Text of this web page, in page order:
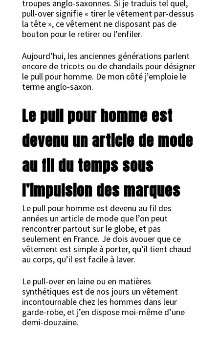
troupes anglo-saxonnes. Si je traduis tel quel,
pull-over signifie « tirer le vêtement par-dessus
la tête », ce vêtement ne disposant pas de
bouton pour le retirer ou l’enfiler.
Aujourd’hui, les anciennes générations parlent
encore de tricots ou de chandails pour désigner
le pull pour homme. De mon côté j’emploie le
terme anglo-saxon.
Le pull pour homme est
devenu un article de mode
au fil du temps sous
l’impulsion des marques
Le pull pour homme est devenu au fil des
années un article de mode que l’on peut
rencontrer partout sur le globe, et pas
seulement en France. Je dois avouer que ce
vêtement est simple à porter, qu’il tient chaud
au corps, qu’il est facile à laver.
Le pull-over en laine ou en matières
synthétiques est de nos jours un vêtement
incontournable chez les hommes dans leur
garde-robe, et j’en dispose moi-même d’une
demi-douzaine.